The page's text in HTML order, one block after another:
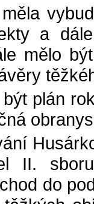
a
mělo
plán
II.
do